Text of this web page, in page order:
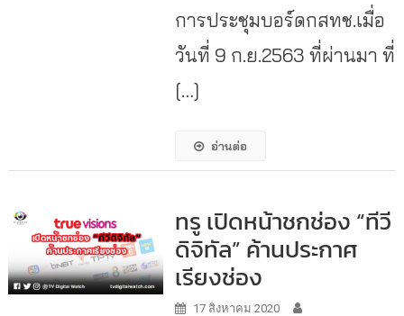
การประชุมบอร์ดกสทช.เมื่อ
วันที่ 9 ก.ย.2563 ที่ผ่านมา ที่
[…]
อ่านต่อ
ทรู เปิดหน้าชกช่อง “ทีวี
ดิจิทัล” ค้านประกาศ
เรียงช่อง
17 สิงหาคม 2020